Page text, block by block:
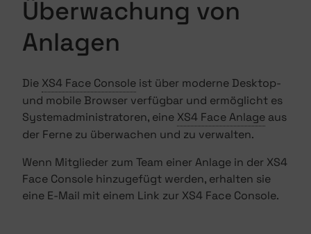
Überwachung von
Anlagen
Die XS4 Face Console ist über moderne Desktop-
und mobile Browser verfügbar und ermöglicht es
Systemadministratoren, eine XS4 Face Anlage aus
der Ferne zu überwachen und zu verwalten.
Wenn Mitglieder zum Team einer Anlage in der XS4
Face Console hinzugefügt werden, erhalten sie
eine E-Mail mit einem Link zur XS4 Face Console.